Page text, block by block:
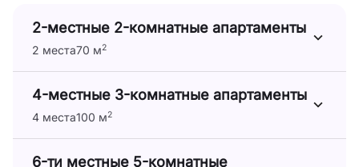
2-местные 2-комнатные апартаменты
2 места70 м2
4-местные 3-комнатные апартаменты
4 места100 м2
6-ти местные 5-комнатные